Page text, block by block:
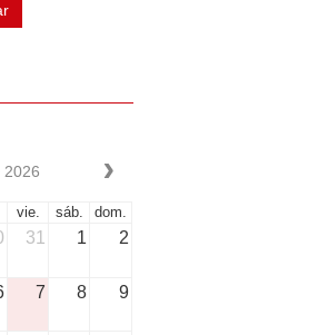
2026
vie. sáb. dom.
31 1 2
7 8 9